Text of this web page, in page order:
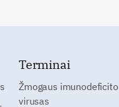
Terminai
Žmogaus imunodeficito
virusas